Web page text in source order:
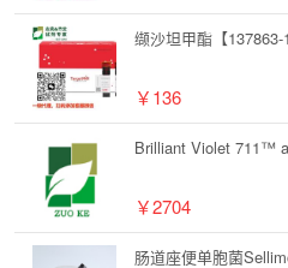
缬沙坦甲酯【137863-
￥136
Brilliant Violet 711™
￥2704
肠道座便单胞菌